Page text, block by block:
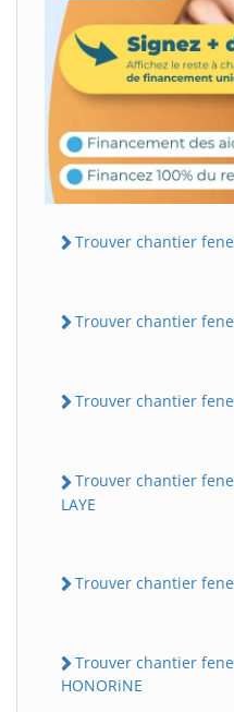
Trouver chantier
Trouver chantier
Trouver chantier
Trouver chantier
LAYE
Trouver chantier
Trouver chantier
HONORiNE